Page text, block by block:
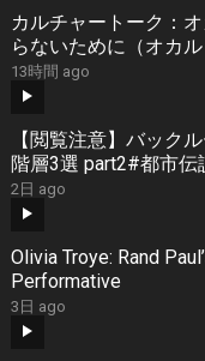
カルチャートーク：
らないために（オカ
家・雨宮純）
13時間 ago
【閲覧注意】バック
階層3選 part2#都市伝
ー
2日 ago
Olivia Troye: Rand
Performative
3日 ago